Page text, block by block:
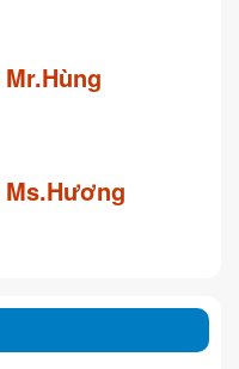
Mr.Hùng
Ms.Hương